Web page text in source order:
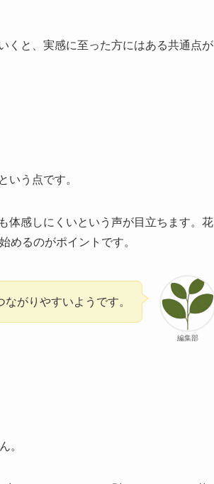
くと、実感に至った方にはある共通点が
いう点です。
体感しにくいという声が目立ちます。花
めるのがポイントです。
編集部
がりやすいようです。
。